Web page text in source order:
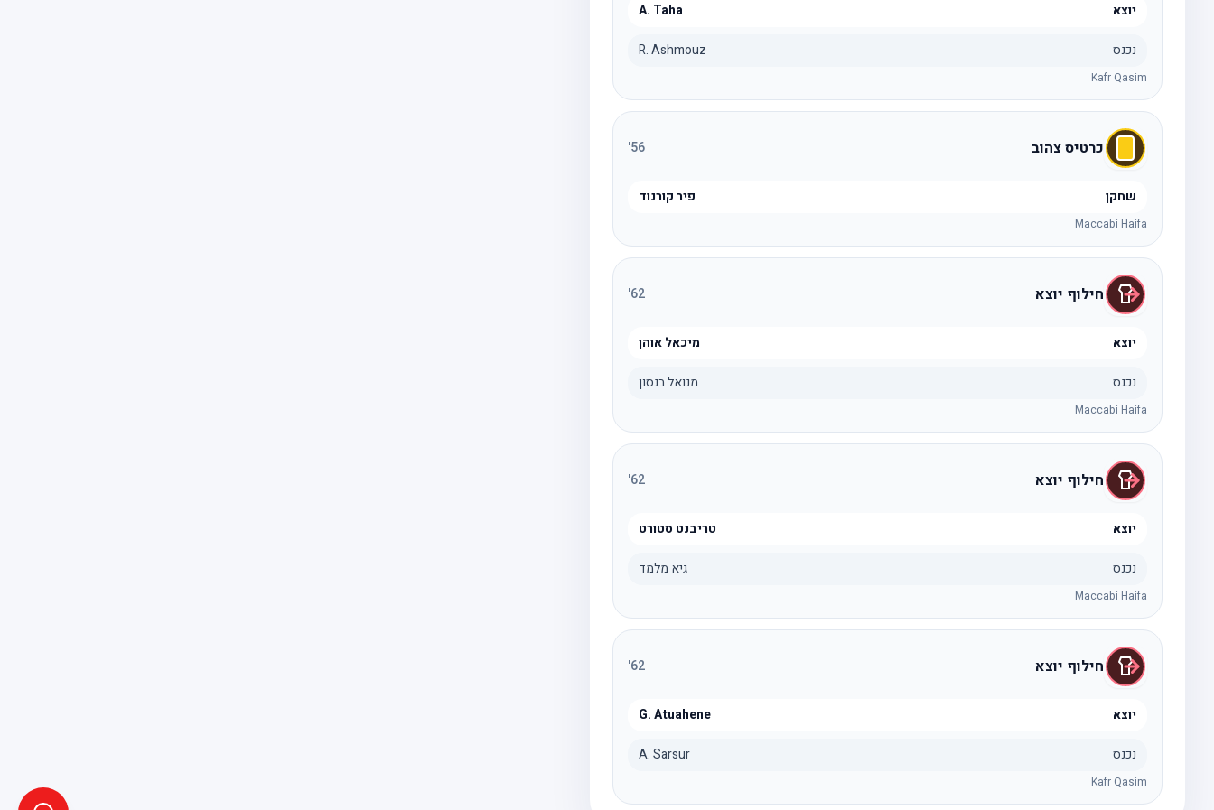
יוצא A. Taha
נכנס R. Ashmouz
Kafr Qasim
כרטיס צהוב 56
'
שחקן פיר קורנוד
Maccabi Haifa
חילוף יוצא 62
'
יוצא מיכאל אוהן
נכנס מנואל בנסון
Maccabi Haifa
חילוף יוצא 62
'
יוצא טריבנט סטורט
נכנס גיא מלמד
Maccabi Haifa
חילוף יוצא 62
'
יוצא G. Atuahene
נכנס A. Sarsur
Kafr Qasim